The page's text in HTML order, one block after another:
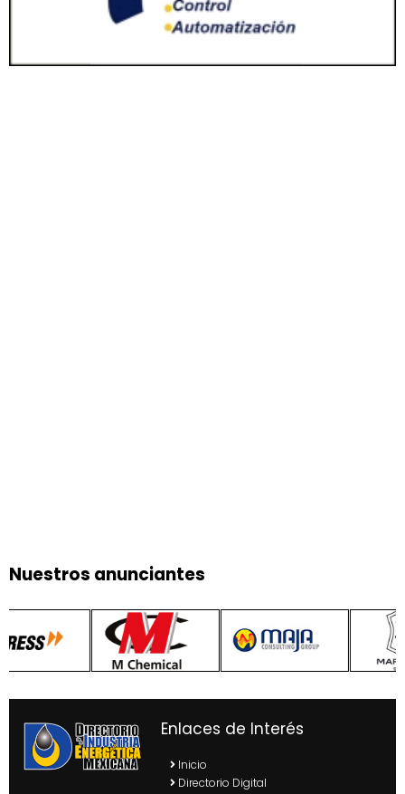
Nuestros anunciantes
Enlaces de Interés
Inicio
Directorio Digital